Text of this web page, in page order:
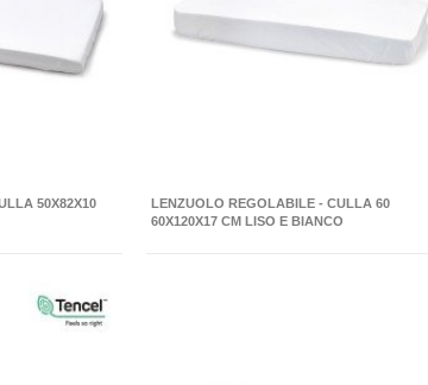
50X82X10
LENZUOLO REGOLABILE - CULLA 60
60X120X17 CM LISO E BIANCO